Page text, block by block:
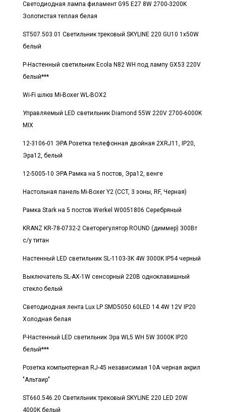
Светодиодная лампа филамент G95 E27 8W 2700-3200K
Золотистая теплая белая
ST507.503.01 Светильник трековый SKYLINE 220 GU10 1х50W
белый
Р-Настенный светильник Ecola N82 WH под лампу GX53 220V
белый***
Wi-Fi шлюз Mi-Boxer WL-BOX2
Управляемый LED светильник Diamond 55W 220V 2700-6000K
MIX
12-3106-01 ЭРА Розетка телефонная двойная 2XRJ11, IP20,
Эра12, белый
12-5005-10 ЭРА Рамка на 5 постов, Эра12, венге
Настольная панель Mi-Boxer Y2 (CCT, 3 зоны, RF, Черная)
Рамка Stark на 5 постов Werkel W0051806 Серебряный
KRANZ KR-78-0732-2 Светорегулятор ROUND (диммер) 300Вт
с/у титан
Настенный LED светильник SL-1103-3K 4W 3000K IP54 черный
Выключатель SL-AX-1W сенсорный 220В одноклавишный
стекло белый
Светодиодная лента Lux LP SMD5050 60LED 14.4W 12V IP20
Холодная белая
Р-Настенный LED светильник Эра WL5 WH 5W 3000K IP20
белый***
Розетка компьютерная RJ-45 независимая 10А черная акрил
"Альтаир"
ST660.546.20 Светильник трековый SKYLINE 220 LED 20W
4000K белый